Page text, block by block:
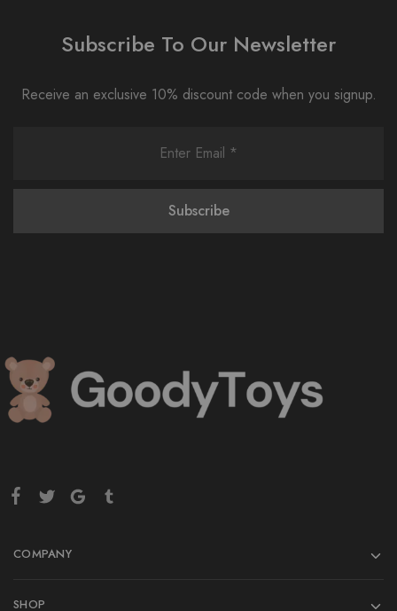
Subscribe To Our Newsletter
Receive an exclusive 10% discount code when you signup.
COMPANY
SHOP